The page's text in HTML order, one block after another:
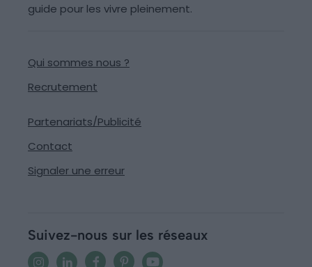
guide pour les vivre pleinement.
Qui sommes nous ?
Recrutement
Partenariats/Publicité
Contact
Signaler une erreur
Suivez-nous sur les réseaux